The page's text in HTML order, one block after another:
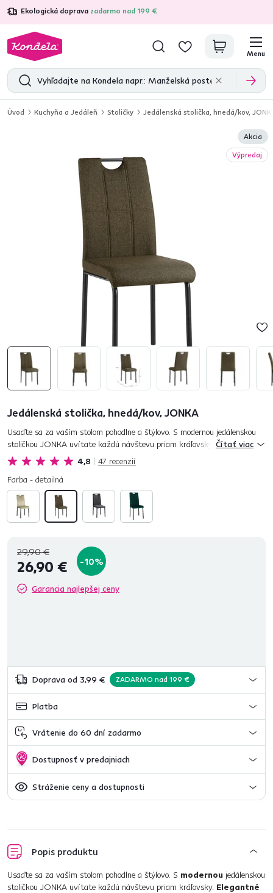
Ekologická doprava zadarmo nad 199 €
4,7 31 211overených produktových recenzií
Menu
Úvod Kuchyňa a Jedáleň Stoličky Jedálenská stolička, hnedá/kov,
Akcia
Výpredaj
Jedálenská stolička, hnedá/kov, JONKA
4,8 47 recenzií
Usaďte sa za vaším stolom pohodlne a štýlovo. S modernou jedálenskou
stoličkou JONKA uvítate každú návštevu priam kráľovsky. Elegantné
prevedenie stoličky ponúkne vašej kuchyni či jedálni ten sprá...
Čítať viac
Farba - detailná
29,90 €
26,90 € -10%
Garancia najlepšej ceny
Doprava od 3,99 € ZADARMO nad 199 €
Platba
Vrátenie do 60 dní zadarmo
Dostupnosť v predajniach
Stráženie ceny a dostupnosti
Popis produktu
Usaďte sa za vaším stolom pohodlne a štýlovo. S modernou jedálenskou
stoličkou JONKA uvítate každú návštevu priam kráľovsky. Elegantné